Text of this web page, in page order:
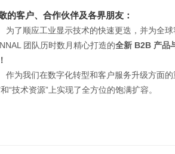
的客户、合作伙伴及各界朋友：
为了顺应工业显示技术的快速更迭，并为全
团队历时数月精心打造的全新 B2B 产品
作为我们在数字化转型和客户服务升级方面
“技术资源”上实现了全方位的饱满扩容。